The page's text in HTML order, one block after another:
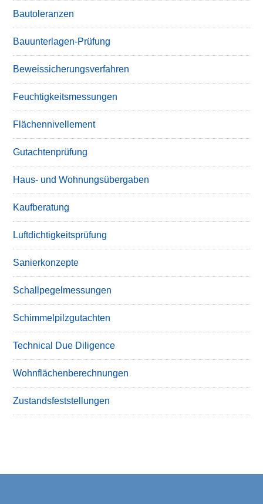
Bautoleranzen
Bauunterlagen-Prüfung
Beweissicherungsverfahren
Feuchtigkeitsmessungen
Flächennivellement
Gutachtenprüfung
Haus- und Wohnungsübergaben
Kaufberatung
Luftdichtigkeitsprüfung
Sanierkonzepte
Schallpegelmessungen
Schimmelpilzgutachten
Technical Due Diligence
Wohnflächenberechnungen
Zustandsfeststellungen